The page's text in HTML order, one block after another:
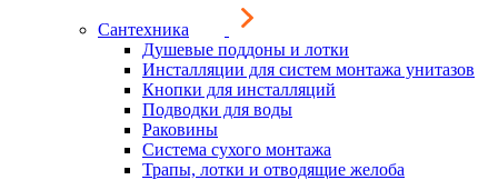
Сантехника
Душевые поддоны и лотки
Инсталляции для систем монтажа унитазов
Кнопки для инсталляций
Подводки для воды
Раковины
Система сухого монтажа
Трапы, лотки и отводящие желоба